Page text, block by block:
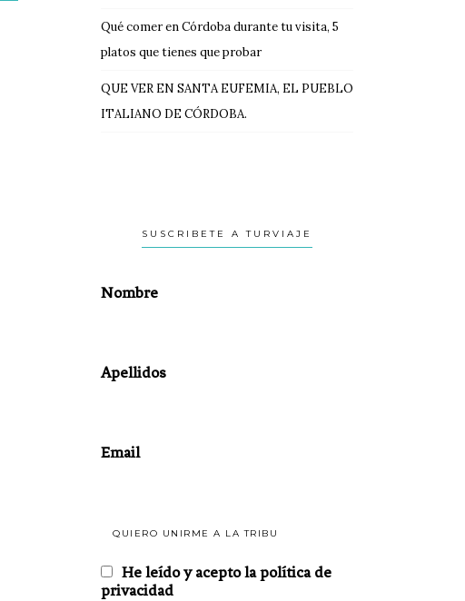
Qué comer en Córdoba durante tu visita, 5
platos que tienes que probar
QUE VER EN SANTA EUFEMIA, EL PUEBLO
ITALIANO DE CÓRDOBA.
SUSCRIBETE A TURVIAJE
Nombre
Apellidos
Email
He leído y acepto la política de
privacidad